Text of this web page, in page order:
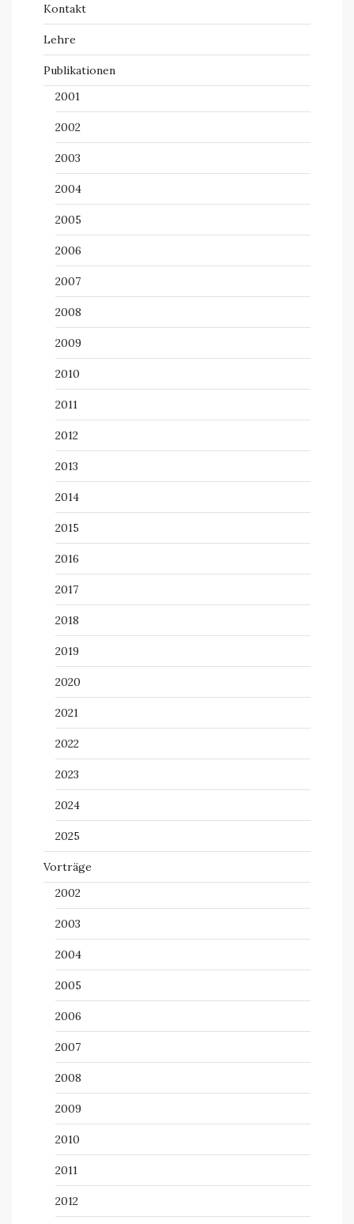
Kontakt
Lehre
Publikationen
2001
2002
2003
2004
2005
2006
2007
2008
2009
2010
2011
2012
2013
2014
2015
2016
2017
2018
2019
2020
2021
2022
2023
2024
2025
Vorträge
2002
2003
2004
2005
2006
2007
2008
2009
2010
2011
2012